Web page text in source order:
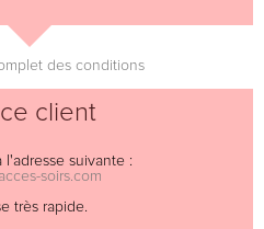
des conditions
client
l'adresse suivante :
soirs.com
très rapide.